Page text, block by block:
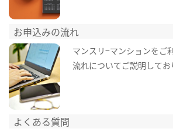
お申込みの流れ
マンスリ−マンションをご
流れについてご説明してお
よくある質問